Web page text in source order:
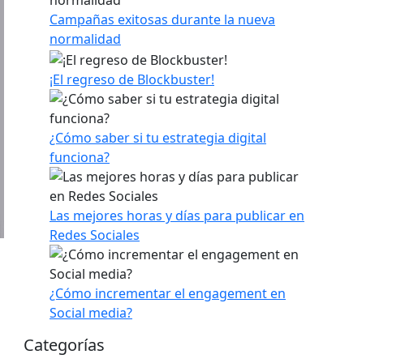
Campañas exitosas durante la nueva
normalidad
¡El regreso de Blockbuster!
¿Cómo saber si tu estrategia digital
funciona?
Las mejores horas y días para publicar en
Redes Sociales
¿Cómo incrementar el engagement en
Social media?
Categorías